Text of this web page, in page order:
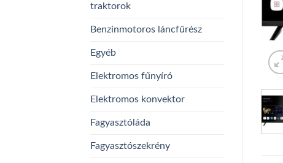
traktorok
Benzinmotoros láncfűrész
Egyéb
Elektromos fűnyíró
Elektromos konvektor
Fagyasztóláda
Fagyasztószekrény